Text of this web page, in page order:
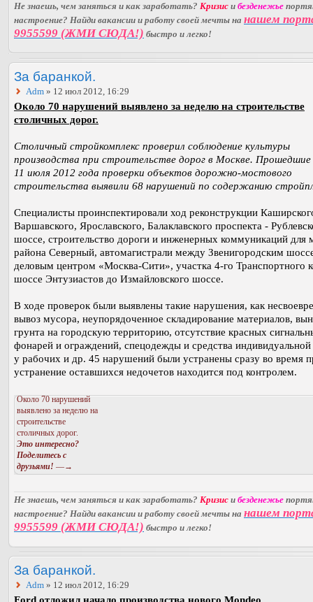
Не знаешь, чем заняться и как заработать? Кризис и безденежье
настроение? Найди вакансии и работу своей мечты на нашем
9955599 (ЖМИ СЮДА!) быстро и легко!
За баранкой.
Adm » 12 июл 2012, 16:29
Около 70 нарушений выявлено за неделю на строительстве
столичных дорог.
Столичный стройкомплекс проверил соблюдение культуры
производства при строительстве дорог в Москве. Прошедшие
11 июля 2012 года проверки объектов дорожно-мостового
строительства выявили 68 нарушений по содержанию
Специалисты проинспектировали ход реконструкции
Варшавского, Ярославского, Балаклавского проспекта -
шоссе, строительство дороги и инженерных коммуникаций для
района Северный, автомагистрали между Звенигородским
деловым центром «Москва-Сити», участка 4-го Транспортного
шоссе Энтузиастов до Измайловского шоссе.
В ходе проверок были выявлены такие нарушения, как
вывоз мусора, неупорядоченное складирование материалов,
грунта на городскую территорию, отсутствие красных
фонарей и ограждений, спецодежды и средства
у рабочих и др. 45 нарушений были устранены сразу во время
устранение оставшихся недочетов находится под контролем.
Около 70 нарушений
выявлено за неделю на
строительстве
столичных дорог.
Это интересно?
Поделитесь с
друзьями! —→
Не знаешь, чем заняться и как заработать? Кризис и безденежье
настроение? Найди вакансии и работу своей мечты на нашем
9955599 (ЖМИ СЮДА!) быстро и легко!
За баранкой.
Adm » 12 июл 2012, 16:29